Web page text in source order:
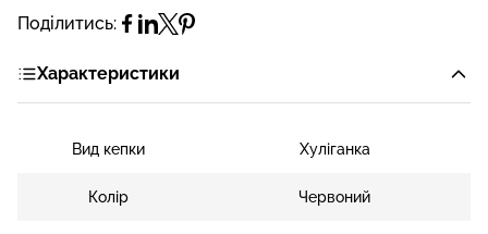
Поділитись:
Характеристики
Вид кепки Хуліганка
Колір Червоний